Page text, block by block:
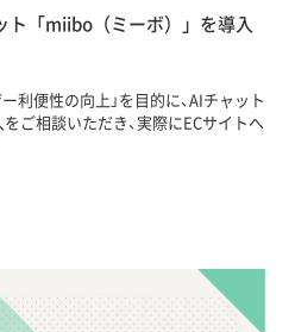
ト「miibo（ミーボ）」を導入
ー利便性の向上」を目的に、AIチャット
をご相談いただき、実際にECサイトへ